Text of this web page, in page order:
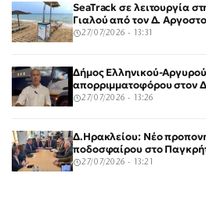
SeaTrack σε λειτουργία
Γιαλού από τον Δ.
27/07/2026 - 13:31
Δήμος Ελληνικού-
απορριμματοφόρου στον
27/07/2026 - 13:26
Δ.Ηρακλείου: Νέο
ποδοσφαίρου στο
27/07/2026 - 13:21